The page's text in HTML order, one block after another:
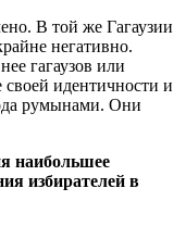
В той же Гагаузии
негативно.
гагаузов или
идентичности и
румынами. Они
наибольшее
избирателей в